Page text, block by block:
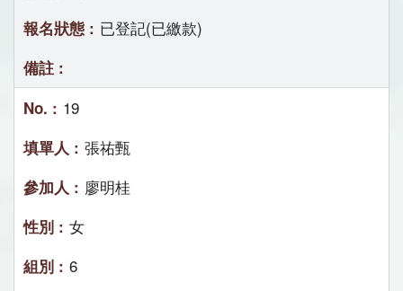
已登記(已繳款)
19
張祐甄
廖明桂
女
6